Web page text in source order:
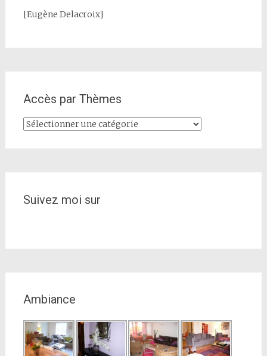
[Eugène Delacroix]
Accès par Thèmes
Accès
Suivez moi sur
Ambiance